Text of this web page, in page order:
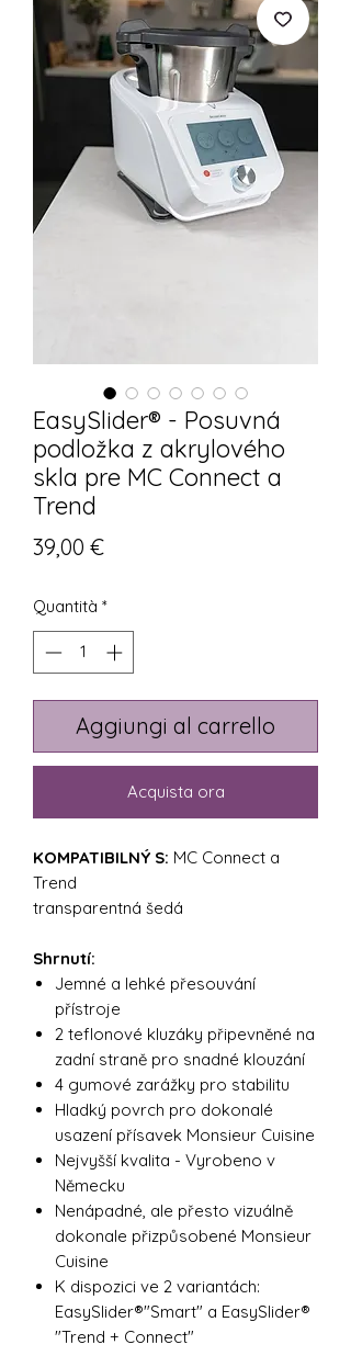
EasySlider® - Posuvná
podložka z akrylového
skla pre MC Connect a
Trend
39,00 €Prezzo
Quantità *
Aggiungi al carrello
Acquista ora
KOMPATIBILNÝ S: MC Connect a
Trend
transparentná šedá
Shrnutí:
Jemné a lehké přesouvání
přístroje
2 teflonové kluzáky připevněné na
zadní straně pro snadné klouzání
4 gumové zarážky pro stabilitu
Hladký povrch pro dokonalé
usazení přísavek Monsieur Cuisine
Nejvyšší kvalita - Vyrobeno v
Německu
Nenápadné, ale přesto vizuálně
dokonale přizpůsobené Monsieur
Cuisine
K dispozici ve 2 variantách:
EasySlider®"Smart" a EasySlider®
"Trend + Connect"